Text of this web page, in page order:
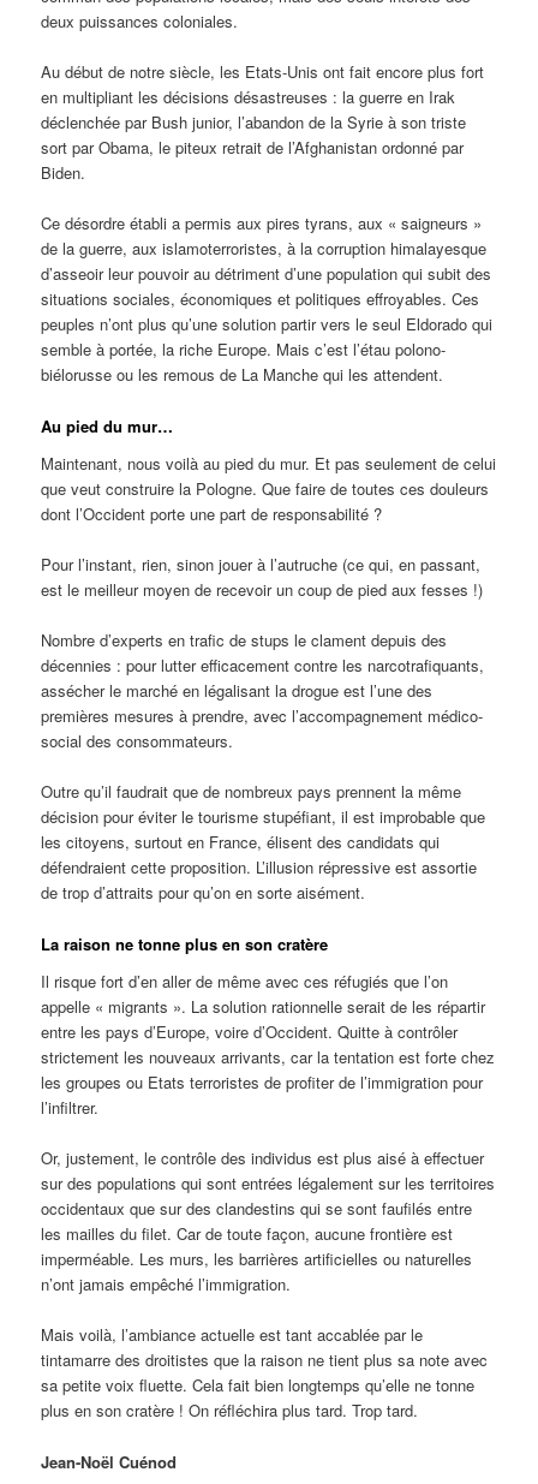
deux puissances coloniales.
Au début de notre siècle, les Etats-Unis ont fait encore plus fort
en multipliant les décisions désastreuses : la guerre en Irak
déclenchée par Bush junior, l’abandon de la Syrie à son triste
sort par Obama, le piteux retrait de l’Afghanistan ordonné par
Biden.
Ce désordre établi a permis aux pires tyrans, aux « saigneurs »
de la guerre, aux islamoterroristes, à la corruption himalayesque
d’asseoir leur pouvoir au détriment d’une population qui subit des
situations sociales, économiques et politiques effroyables. Ces
peuples n’ont plus qu’une solution partir vers le seul Eldorado qui
semble à portée, la riche Europe. Mais c’est l’étau polono-
biélorusse ou les remous de La Manche qui les attendent.
Au pied du mur…
Maintenant, nous voilà au pied du mur. Et pas seulement de celui
que veut construire la Pologne. Que faire de toutes ces douleurs
dont l’Occident porte une part de responsabilité ?
Pour l’instant, rien, sinon jouer à l’autruche (ce qui, en passant,
est le meilleur moyen de recevoir un coup de pied aux fesses !)
Nombre d’experts en trafic de stups le clament depuis des
décennies : pour lutter efficacement contre les narcotrafiquants,
assécher le marché en légalisant la drogue est l’une des
premières mesures à prendre, avec l’accompagnement médico-
social des consommateurs.
Outre qu’il faudrait que de nombreux pays prennent la même
décision pour éviter le tourisme stupéfiant, il est improbable que
les citoyens, surtout en France, élisent des candidats qui
défendraient cette proposition. L’illusion répressive est assortie
de trop d’attraits pour qu’on en sorte aisément.
La raison ne tonne plus en son cratère
Il risque fort d’en aller de même avec ces réfugiés que l’on
appelle « migrants ». La solution rationnelle serait de les répartir
entre les pays d’Europe, voire d’Occident. Quitte à contrôler
strictement les nouveaux arrivants, car la tentation est forte chez
les groupes ou Etats terroristes de profiter de l’immigration pour
l’infiltrer.
Or, justement, le contrôle des individus est plus aisé à effectuer
sur des populations qui sont entrées légalement sur les territoires
occidentaux que sur des clandestins qui se sont faufilés entre
les mailles du filet. Car de toute façon, aucune frontière est
imperméable. Les murs, les barrières artificielles ou naturelles
n’ont jamais empêché l’immigration.
Mais voilà, l’ambiance actuelle est tant accablée par le
tintamarre des droitistes que la raison ne tient plus sa note avec
sa petite voix fluette. Cela fait bien longtemps qu’elle ne tonne
plus en son cratère ! On réfléchira plus tard. Trop tard.
Jean-Noël Cuénod